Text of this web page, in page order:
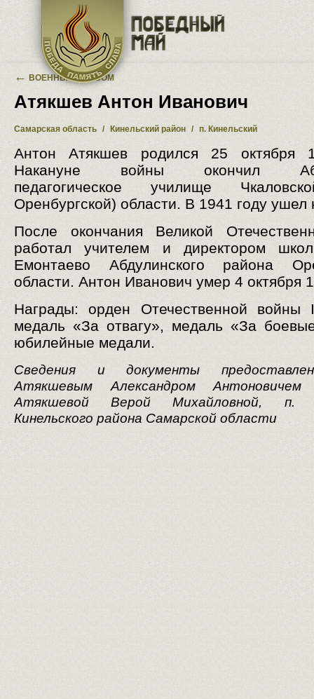
Перейти к основному содержанию
← ВОЕННЫЙ АЛЬБОМ
Атякшев Антон Иванович
Самарская область / Кинельский район / п. Кинельский
Антон Атякшев родился 25 октября
Накануне войны окончил
педагогическое училище
Оренбургской) области. В 1941 году ушел
После окончания Великой
работал учителем и директором
Емонтаево Абдулинского района
области. Антон Иванович умер 4 октября
Награды: орден Отечественной войны
медаль «За отвагу», медаль «За
юбилейные медали.
Сведения и документы
Атякшевым Александром
Атякшевой Верой Михайловной, п.
Кинельского района Самарской области